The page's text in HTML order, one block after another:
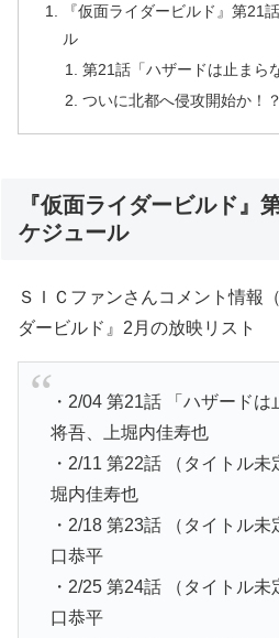
『仮面ライダービルド』第21
ル
第21話「ハザードは止まら
ついに北都へ侵攻開始か！？
『仮面ライダービルド』
ケジュール
ＳＩＣファンさんコメント情報
ダービルド』2月の放映リスト
・2/04 第21話 「ハザード
将吾、上堀内佳寿也
・2/11 第22話 （タイトル
堀内佳寿也
・2/18 第23話 （タイトル
口恭平
・2/25 第24話 （タイトル
口恭平